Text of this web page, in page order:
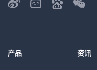
产品 资讯